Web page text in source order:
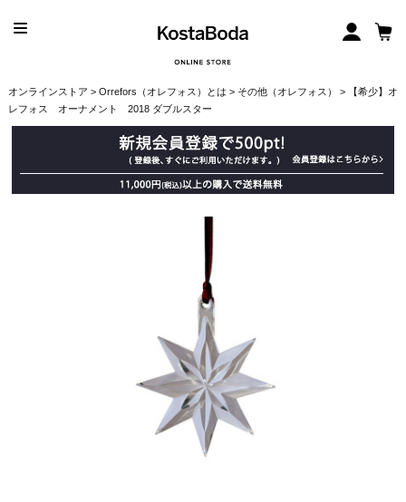
オンラインストア > Orrefors（オレフォス）とは > その他（オレフォス）
> 【希少】オ
レフォス オーナメント 2018 ダブルスター